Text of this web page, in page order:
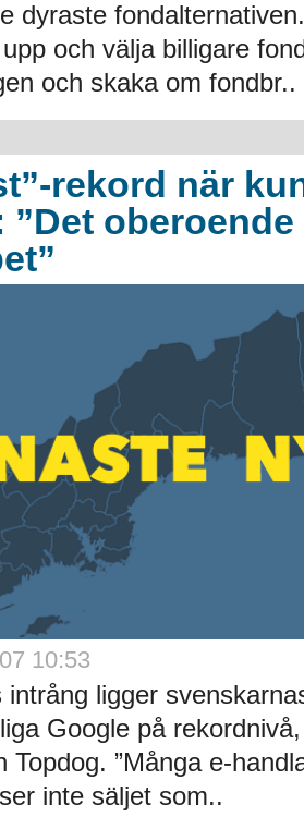
dyraste
och välja billigare
och skaka om fondbr..
rekord när
”Det
10:53
ligger
Google på
Topdog. ”Många e-
inte säljet som..